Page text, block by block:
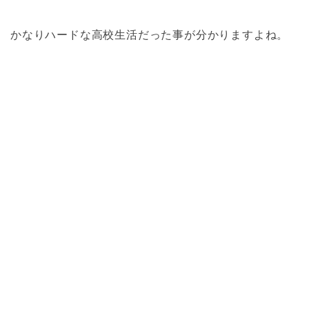
かなりハードな高校生活だった事が分かりますよね。